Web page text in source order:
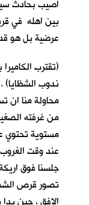
اصيب بحادث
بين اهله في
عرضية بل هو
(تقترب
ندوب الشظايا)
محاولة منا ان
من غرفته
مستوية
عند وقت
جلسنا فوق
تصور قرص